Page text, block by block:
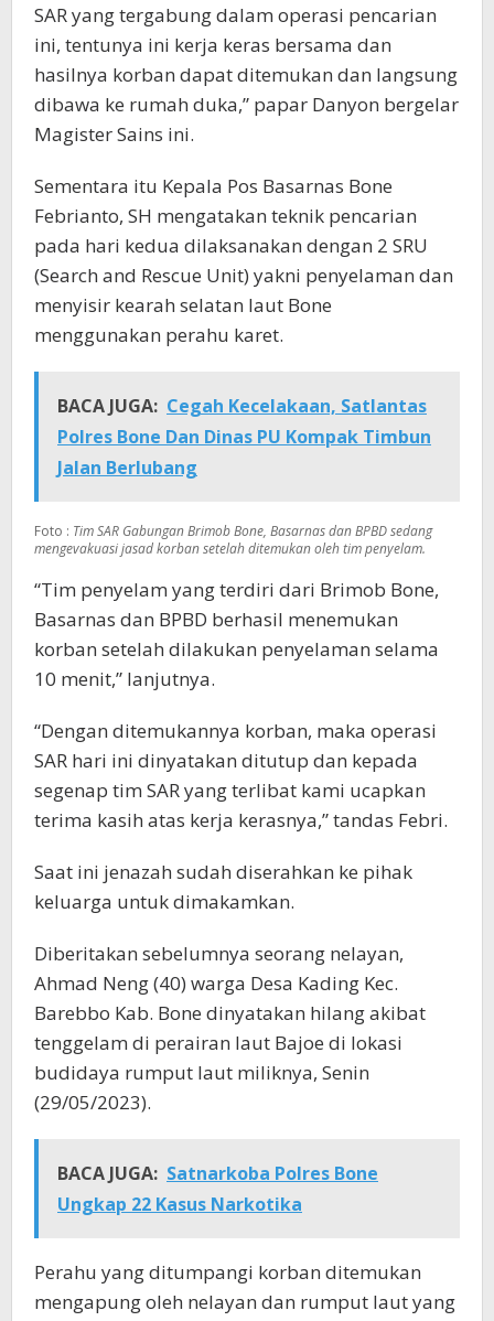
SAR yang tergabung dalam operasi pencarian
ini, tentunya ini kerja keras bersama dan
hasilnya korban dapat ditemukan dan langsung
dibawa ke rumah duka,” papar Danyon bergelar
Magister Sains ini.
Sementara itu Kepala Pos Basarnas Bone
Febrianto, SH mengatakan teknik pencarian
pada hari kedua dilaksanakan dengan 2 SRU
(Search and Rescue Unit) yakni penyelaman dan
menyisir kearah selatan laut Bone
menggunakan perahu karet.
BACA JUGA: Cegah Kecelakaan, Satlantas
Polres Bone Dan Dinas PU Kompak Timbun
Jalan Berlubang
Foto : Tim SAR Gabungan Brimob Bone, Basarnas dan BPBD sedang
mengevakuasi jasad korban setelah ditemukan oleh tim penyelam.
“Tim penyelam yang terdiri dari Brimob Bone,
Basarnas dan BPBD berhasil menemukan
korban setelah dilakukan penyelaman selama
10 menit,” lanjutnya.
“Dengan ditemukannya korban, maka operasi
SAR hari ini dinyatakan ditutup dan kepada
segenap tim SAR yang terlibat kami ucapkan
terima kasih atas kerja kerasnya,” tandas Febri.
Saat ini jenazah sudah diserahkan ke pihak
keluarga untuk dimakamkan.
Diberitakan sebelumnya seorang nelayan,
Ahmad Neng (40) warga Desa Kading Kec.
Barebbo Kab. Bone dinyatakan hilang akibat
tenggelam di perairan laut Bajoe di lokasi
budidaya rumput laut miliknya, Senin
(29/05/2023).
BACA JUGA: Satnarkoba Polres Bone
Ungkap 22 Kasus Narkotika
Perahu yang ditumpangi korban ditemukan
mengapung oleh nelayan dan rumput laut yang